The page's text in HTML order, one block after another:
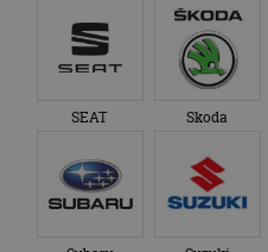
SEAT Skoda